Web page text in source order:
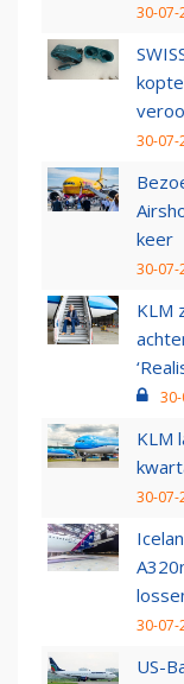
30-07-
30-07-
keer
30-07-
KLM
KLM
30-07-
30-07-
US-